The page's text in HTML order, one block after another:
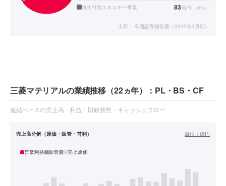
再生可能エネルギー事業 83億円 （0%）
出所： 有価証券報告書（2025年3月期）
三菱マテリアルの業績推移（22ヵ年）：PL・BS・CF
連結ベースの売上高・利益・財政状態・キャッシュフロー
売上高分解（原価・販管・営利） 単位： 億円
営業利益 販管費 売上原価